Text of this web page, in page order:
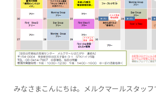
みなさまこんにちは。メルクマールスタッフ